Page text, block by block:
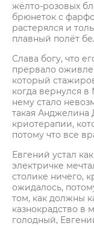
жёлто-розовых
брюнеток с
растерялся и
плавный полёт
Слава богу, что
прервало
который
когда вернулся в
нему стало
такая Анджелина
криотерапии,
потому что все
Евгений устал
электричке
столике ничего,
ожидалось,
том, как должны
казнокрадство в
голодный,